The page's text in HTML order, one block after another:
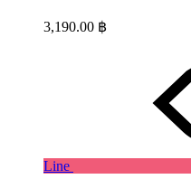
3,190.00 ฿
Line